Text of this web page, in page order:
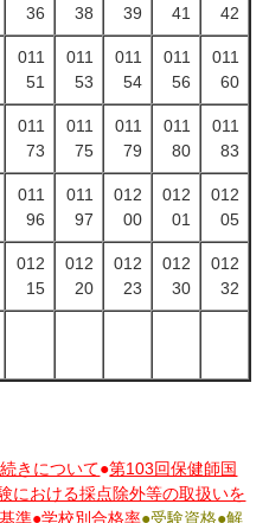
36
38
39
41
42
011
51
011
53
011
54
011
56
011
60
011
73
011
75
011
79
011
80
011
83
011
96
011
97
012
00
012
01
012
05
012
15
012
20
012
23
012
30
012
32
きについて●第103回保健師国
における採点除外等の取扱いを
準●学校別合格率●受験資格●解